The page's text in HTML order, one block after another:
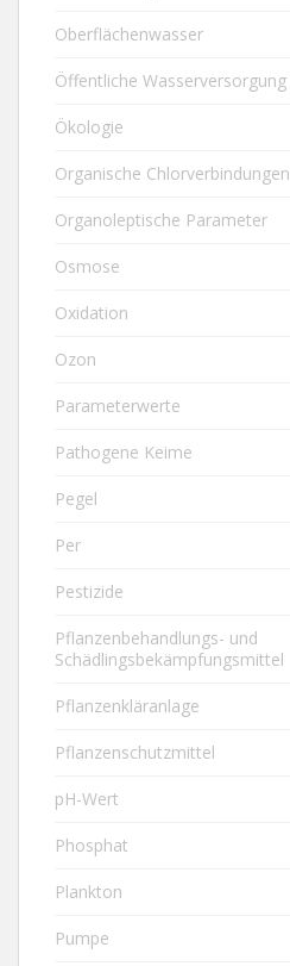
Oberflächenwasser
Öffentliche Wasserversorgung
Ökologie
Organische Chlorverbindungen
Organoleptische Parameter
Osmose
Oxidation
Ozon
Parameterwerte
Pathogene Keime
Pegel
Per
Pestizide
Pflanzenbehandlungs- und
Schädlingsbekämpfungsmittel
Pflanzenkläranlage
Pflanzenschutzmittel
pH-Wert
Phosphat
Plankton
Pumpe